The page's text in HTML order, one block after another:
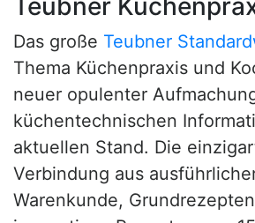
Teubner
Das große Teubner
Thema Küchenpraxis und
neuer opulenter
küchentechnischen
aktuellen Stand. Die
Verbindung aus
Warenkunde,